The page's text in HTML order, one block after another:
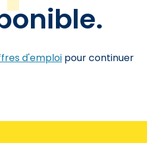
d'emploi pour continuer